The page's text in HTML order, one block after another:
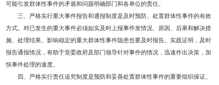
可能引发群体性事件的矛盾和问题明确部门和各单位的责任。
三、严格实行重大事件报告和通报制度是及时预防、处置群体性事件的有效
方式。对已发生的重大事件必须如实及时上报事件发情况、原因、后果和解决措
施、处理结果。影响稳定的重大群体性事件隐患也要及时报告。实践证明，及时
报告通报情况，有助于党委政府及部门领导针对事件的情况，迅速作出决策，加
快事件处理的速度。
四、严格实行责任追究制度是预防和妥善处置群体性事件的重要组织保证。